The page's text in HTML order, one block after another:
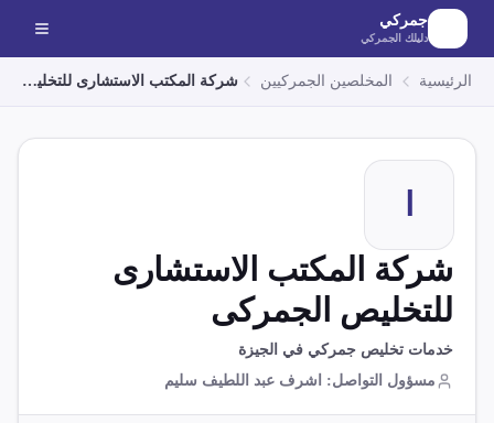
الانتقال إلى المحتوى الرئيسي
جمركي
دليلك الجمركي
الرئيسية المخلصين الجمركيين شركة المكتب الاستشارى للتخليص الجمركى
شركة المكتب الاستشارى
للتخليص الجمركى
خدمات تخليص جمركي في الجيزة
مسؤول التواصل: اشرف عبد اللطيف سليم